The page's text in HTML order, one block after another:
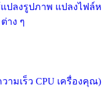
ปลงรูปภาพ แปลงไฟล์ห
าง ๆ
ามเร็ว CPU เครื่องคุณ)